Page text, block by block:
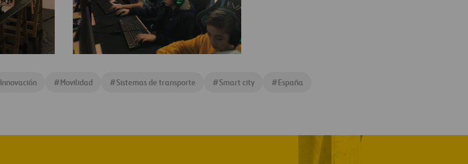
Innovación #Movilidad #Sistemas de transporte #Smart city #España